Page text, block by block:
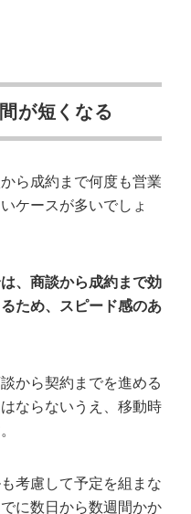
が短くなる
ら成約まで何度も営業
ケースが多いでしょ
、商談から成約まで効
ため、スピード感のあ
から契約までを進める
ならないうえ、移動時
考慮して予定を組まな
に数日から数週間かか